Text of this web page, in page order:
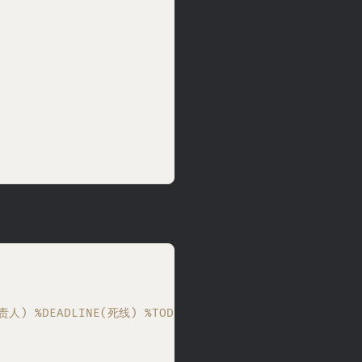
) %DEADLINE(死线) %TODO(状态)" :skip-empty-rows